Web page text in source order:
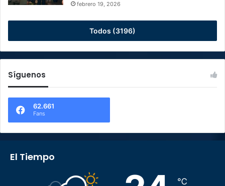
febrero 19, 2026
Todos (3196)
Síguenos
62.661
Fans
El Tiempo
℃